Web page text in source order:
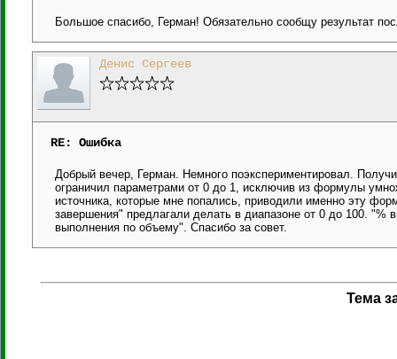
Большое спасибо, Герман! Обязательно сообщу результат
Денис Сергеев
RE: Ошибка
Добрый вечер, Герман. Немного поэкспериментировал.
ограничил параметрами от 0 до 1, исключив из формулы
источника, которые мне попались, приводили именно эту
завершения" предлагали делать в диапазоне от 0 до 100.
выполнения по объему". Спасибо за совет.
Тема